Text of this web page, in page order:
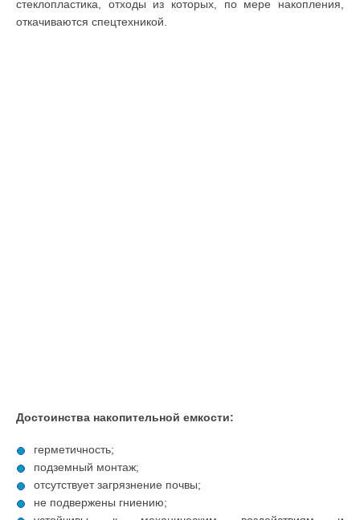
стеклопластика, отходы из которых, по мере накопления,
откачиваются спецтехникой.
Достоинства накопительной емкости:
герметичность;
подземный монтаж;
отсутствует загрязнение почвы;
не подвержены гниению;